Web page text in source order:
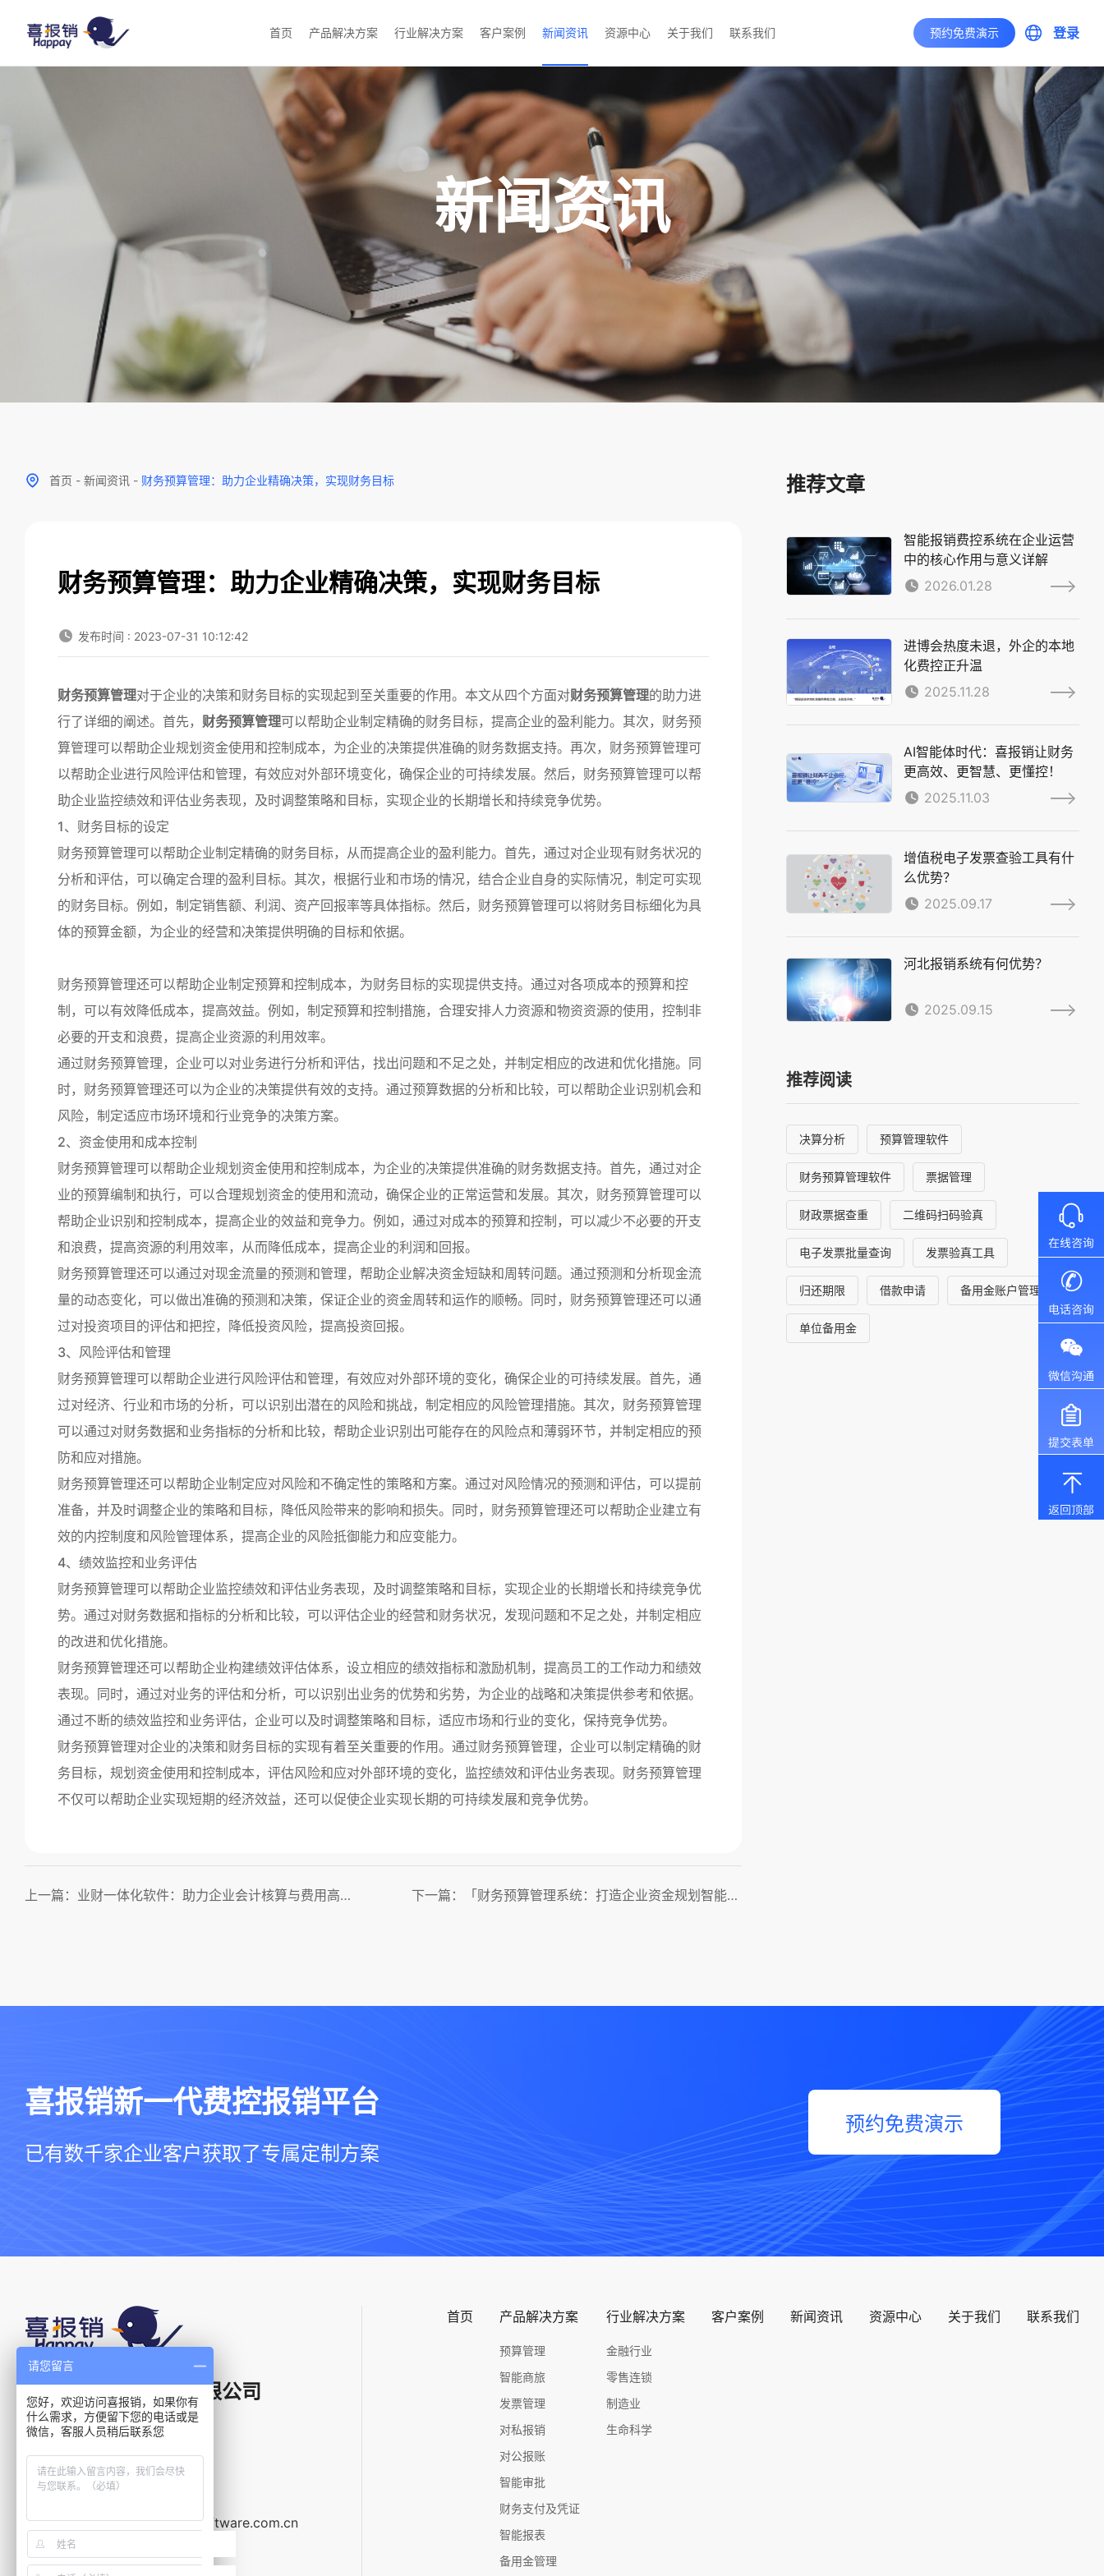
首页 产品解决方案 行业解决方案 客户案例 新闻资讯 资源中心 关于我们 联系我们 预约免费演示 登录
新闻资讯
首页 - 新闻资讯 - 财务预算管理：助力企业精确决策，实现财务目标
财务预算管理：助力企业精确决策，实现财务目标
发布时间 : 2023-07-31 10:12:42
财务预算管理对于企业的决策和财务目标的实现起到至关重要的作用。本文从四个方面对财务预算管理的助力进
行了详细的阐述。首先， 财务预算管理可以帮助企业制定精确的财务目标，提高企业的盈利能力。其次，财务预
算管理可以帮助企业规划资金使用和控制成本，为企业的决策提供准确的财务数据支持。再次，财务预算管理可
以帮助企业进行风险评估和管理，有效应对外部环境变化，确保企业的可持续发展。然后，财务预算管理可以帮
助企业监控绩效和评估业务表现，及时调整策略和目标，实现企业的长期增长和持续竞争优势。
1、财务目标的设定
财务预算管理可以帮助企业制定精确的财务目标，从而提高企业的盈利能力。首先，通过对企业现有财务状况的
分析和评估，可以确定合理的盈利目标。其次，根据行业和市场的情况，结合企业自身的实际情况，制定可实现
的财务目标。例如，制定销售额、利润、资产回报率等具体指标。然后，财务预算管理可以将财务目标细化为具
体的预算金额，为企业的经营和决策提供明确的目标和依据。
财务预算管理还可以帮助企业制定预算和控制成本，为财务目标的实现提供支持。通过对各项成本的预算和控
制，可以有效降低成本，提高效益。例如，制定预算和控制措施，合理安排人力资源和物资资源的使用，控制非
必要的开支和浪费，提高企业资源的利用效率。
通过财务预算管理，企业可以对业务进行分析和评估，找出问题和不足之处，并制定相应的改进和优化措施。同
时，财务预算管理还可以为企业的决策提供有效的支持。通过预算数据的分析和比较，可以帮助企业识别机会和
风险，制定适应市场环境和行业竞争的决策方案。
2、资金使用和成本控制
财务预算管理可以帮助企业规划资金使用和控制成本，为企业的决策提供准确的财务数据支持。首先，通过对企
业的预算编制和执行，可以合理规划资金的使用和流动，确保企业的正常运营和发展。其次，财务预算管理可以
帮助企业识别和控制成本，提高企业的效益和竞争力。例如，通过对成本的预算和控制，可以减少不必要的开支
和浪费，提高资源的利用效率，从而降低成本，提高企业的利润和回报。
财务预算管理还可以通过对现金流量的预测和管理，帮助企业解决资金短缺和周转问题。通过预测和分析现金流
量的动态变化，可以做出准确的预测和决策，保证企业的资金周转和运作的顺畅。同时，财务预算管理还可以通
过对投资项目的评估和把控，降低投资风险，提高投资回报。
3、风险评估和管理
财务预算管理可以帮助企业进行风险评估和管理，有效应对外部环境的变化，确保企业的可持续发展。首先，通
过对经济、行业和市场的分析，可以识别出潜在的风险和挑战，制定相应的风险管理措施。其次，财务预算管理
可以通过对财务数据和业务指标的分析和比较，帮助企业识别出可能存在的风险点和薄弱环节，并制定相应的预
防和应对措施。
财务预算管理还可以帮助企业制定应对风险和不确定性的策略和方案。通过对风险情况的预测和评估，可以提前
准备，并及时调整企业的策略和目标，降低风险带来的影响和损失。同时，财务预算管理还可以帮助企业建立有
效的内控制度和风险管理体系，提高企业的风险抵御能力和应变能力。
4、绩效监控和业务评估
财务预算管理可以帮助企业监控绩效和评估业务表现，及时调整策略和目标，实现企业的长期增长和持续竞争优
势。通过对财务数据和指标的分析和比较，可以评估企业的经营和财务状况，发现问题和不足之处，并制定相应
的改进和优化措施。
财务预算管理还可以帮助企业构建绩效评估体系，设立相应的绩效指标和激励机制，提高员工的工作动力和绩效
表现。同时，通过对业务的评估和分析，可以识别出业务的优势和劣势，为企业的战略和决策提供参考和依据。
通过不断的绩效监控和业务评估，企业可以及时调整策略和目标，适应市场和行业的变化，保持竞争优势。
财务预算管理对企业的决策和财务目标的实现有着至关重要的作用。通过财务预算管理，企业可以制定精确的财
务目标，规划资金使用和控制成本，评估风险和应对外部环境的变化，监控绩效和评估业务表现。财务预算管理
不仅可以帮助企业实现短期的经济效益，还可以促使企业实现长期的可持续发展和竞争优势。
上一篇：业财一体化软件：助力企业会计核算与费用高效管理！ 下一篇：「财务预算管理系统：打造企业资金规划智能化的利器」
推荐文章
智能报销费控系统在企业运营
中的核心作用与意义详解
2026.01.28
进博会热度未退，外企的本地
化费控正升温
2025.11.28
AI智能体时代：喜报销让财务
更高效、更智慧、更懂控！
2025.11.03
增值税电子发票查验工具有什
么优势？
2025.09.17
河北报销系统有何优势？
2025.09.15
推荐阅读
决算分析 预算管理软件
财务预算管理软件 票据管理
财政票据查重 二维码扫码验真
电子发票批量查询 发票验真工具
归还期限 借款申请 备用金账户管理
单位备用金
喜报销新一代费控报销平台
已有数千家企业客户获取了专属定制方案
预约免费演示
上海星汉信息技术有限公司
电话：400-021-5799
邮箱：service@galaxysoftware.com.cn
首页 产品解决方案
预算管理
智能商旅
发票管理
对私报销
对公报账
智能审批
财务支付及凭证
智能报表
备用金管理
行业解决方案
金融行业
零售连锁
制造业
生命科学
客户案例 新闻资讯 资源中心 关于我们 联系我们
请您留言
您好，欢迎访问喜报销，如果你有
什么需求，方便留下您的电话或是
微信，客服人员稍后联系您